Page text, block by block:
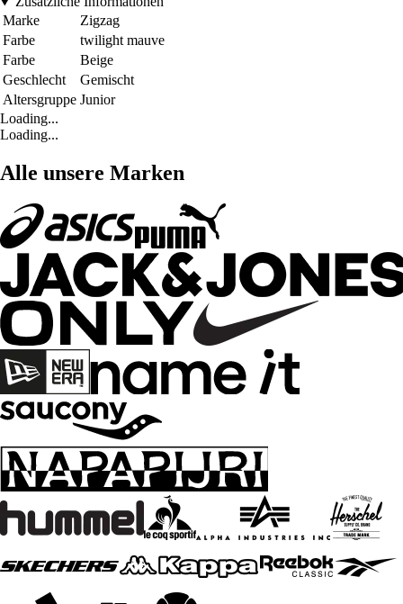
Marke
Zigzag
Farbe
twilight mauve
Farbe
Beige
Geschlecht
Gemischt
Altersgruppe Junior
Loading...
Loading...
Alle unsere Marken